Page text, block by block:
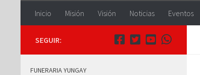
Inicio Misión Visión Noticias Eventos
SEGUIR:
FUNERARIA YUNGAY